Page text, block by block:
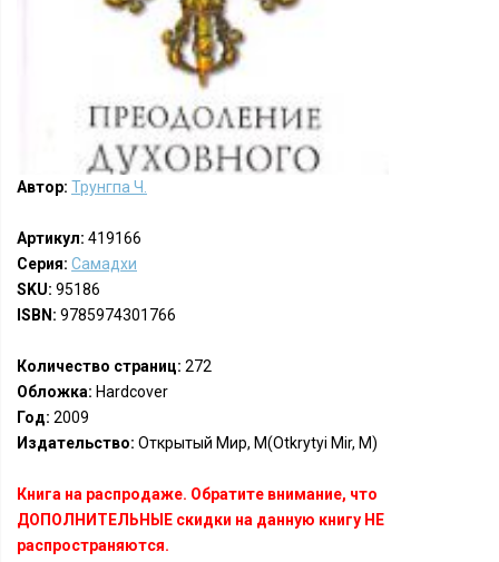
Автор: Трунгпа Ч.
Артикул: 419166
Серия: Самадхи
SKU: 95186
ISBN: 9785974301766
Количество страниц: 272
Обложка: Hardcover
Год: 2009
Издательство: Открытый Мир, М(Otkrytyi Mir, M)
Книга на распродаже. Обратите внимание, что
ДОПОЛНИТЕЛЬНЫЕ скидки на данную книгу НЕ
распространяются.